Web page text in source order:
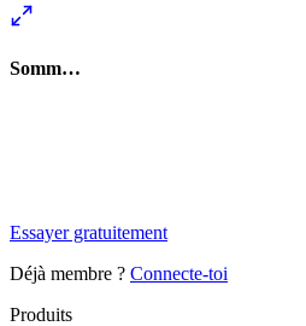
Somm…
Essayer gratuitement
Déjà membre ? Connecte-toi
Produits